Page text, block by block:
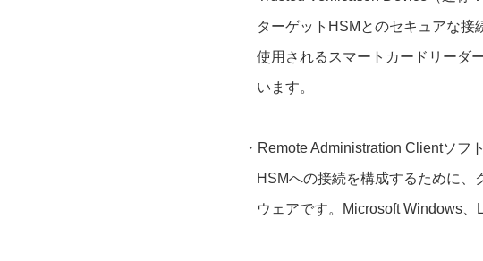
ターゲットHSMとのセキュアな接
使用されるスマートカードリーダ
います。
・Remote Administration Clientソフ
HSMへの接続を構成するために、
ウェアです。Microsoft Windows、